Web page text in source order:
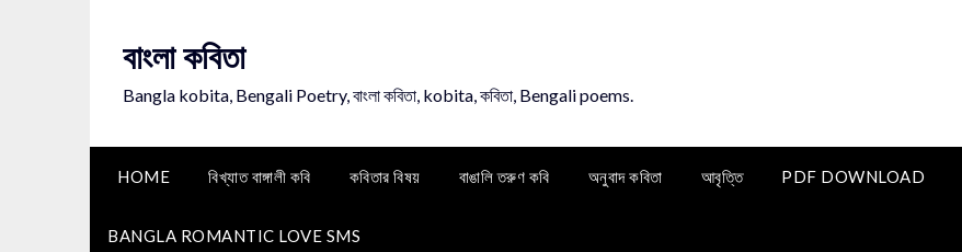
বাংলা কবিতা
Bangla kobita, Bengali Poetry, বাংলা কবিতা, kobita, কবিতা, Bengali poems.
HOME বিখ্যাত বাঙ্গালী কবি কবিতার বিষয় বাঙালি তরুণ কবি অনুবাদ কবিতা আবৃত্তি PDF DOWNLOAD
BANGLA ROMANTIC LOVE SMS